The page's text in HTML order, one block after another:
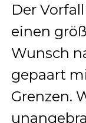
Der
einen
Wunsch
gepaart
Grenzen.